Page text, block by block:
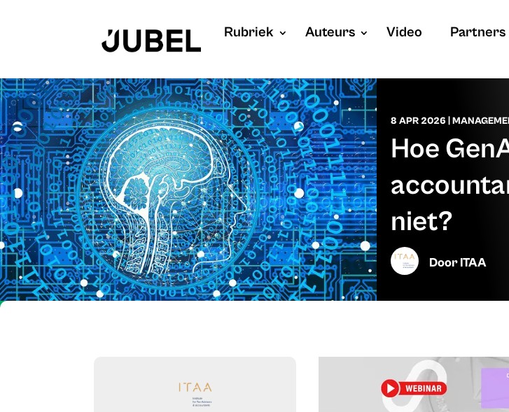
Rubriek Auteurs Video Partners
8 APR 2026
Hoe
niet?
DoorITAA